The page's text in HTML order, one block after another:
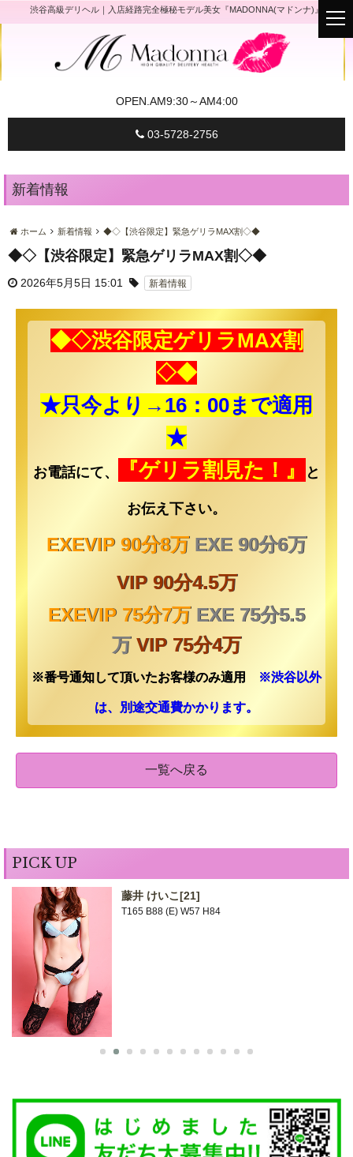
渋谷高級デリヘル｜入店経路完全極秘モデル美女『MADONNA(マドンナ)』
OPEN. AM9:30～AM4:00
03-5728-2756
新着情報
ホーム 新着情報 ◆◇【渋谷限定】緊急ゲリラMAX割◇◆
◆◇【渋谷限定】緊急ゲリラMAX割◇◆
2026年5月5日 15:01 新着情報
◆◇渋谷限定ゲリラMAX割
◇◆
★只今より→16 ：00まで適用
★
お電話にて、 『ゲリラ割見た！』 と
お伝え下さい。
EXEVIP 90分8万 EXE 90分6万
VIP 90分4.5万
EXEVIP 75分7万 EXE 75分5.5
万 VIP 75分4万
※番号通知して頂いたお客様のみ適用 ※渋谷以外
は、別途交通費かかります。
一覧へ戻る
PICK UP
藤井 けいこ[21]
T165 B88 (E) W57 H84
t
o
g
i
t